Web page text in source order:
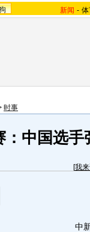
新闻 -
时事
中国选手
[我
中新